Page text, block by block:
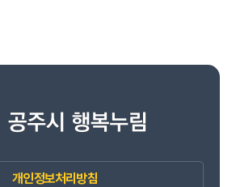
개인정보처리방침